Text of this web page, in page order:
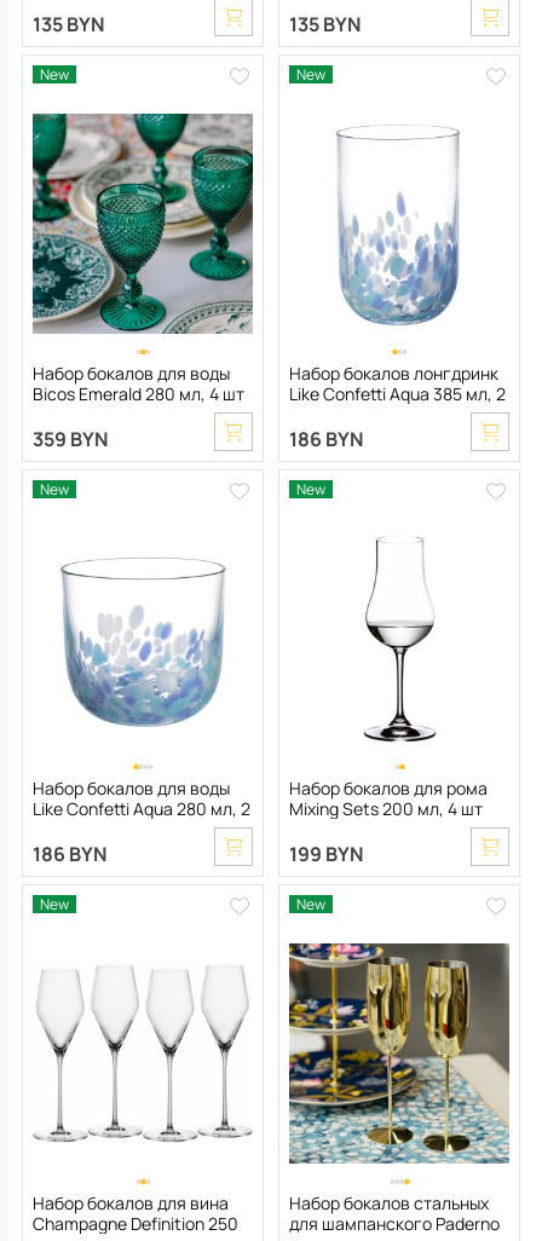
135 BYN 135 BYN
New
Набор бокалов для воды
Bicos Emerald 280 мл, 4 шт
359 BYN
New
Набор бокалов лонгдринк
Like Confetti Aqua 385 мл, 2
186 BYN
New
Набор бокалов для воды
Like Confetti Aqua 280 мл, 2
186 BYN
New
Набор бокалов для рома
Mixing Sets 200 мл, 4 шт
199 BYN
New
Набор бокалов для вина
Champagne Definition 250
New
Набор бокалов стальных
для шампанского Paderno